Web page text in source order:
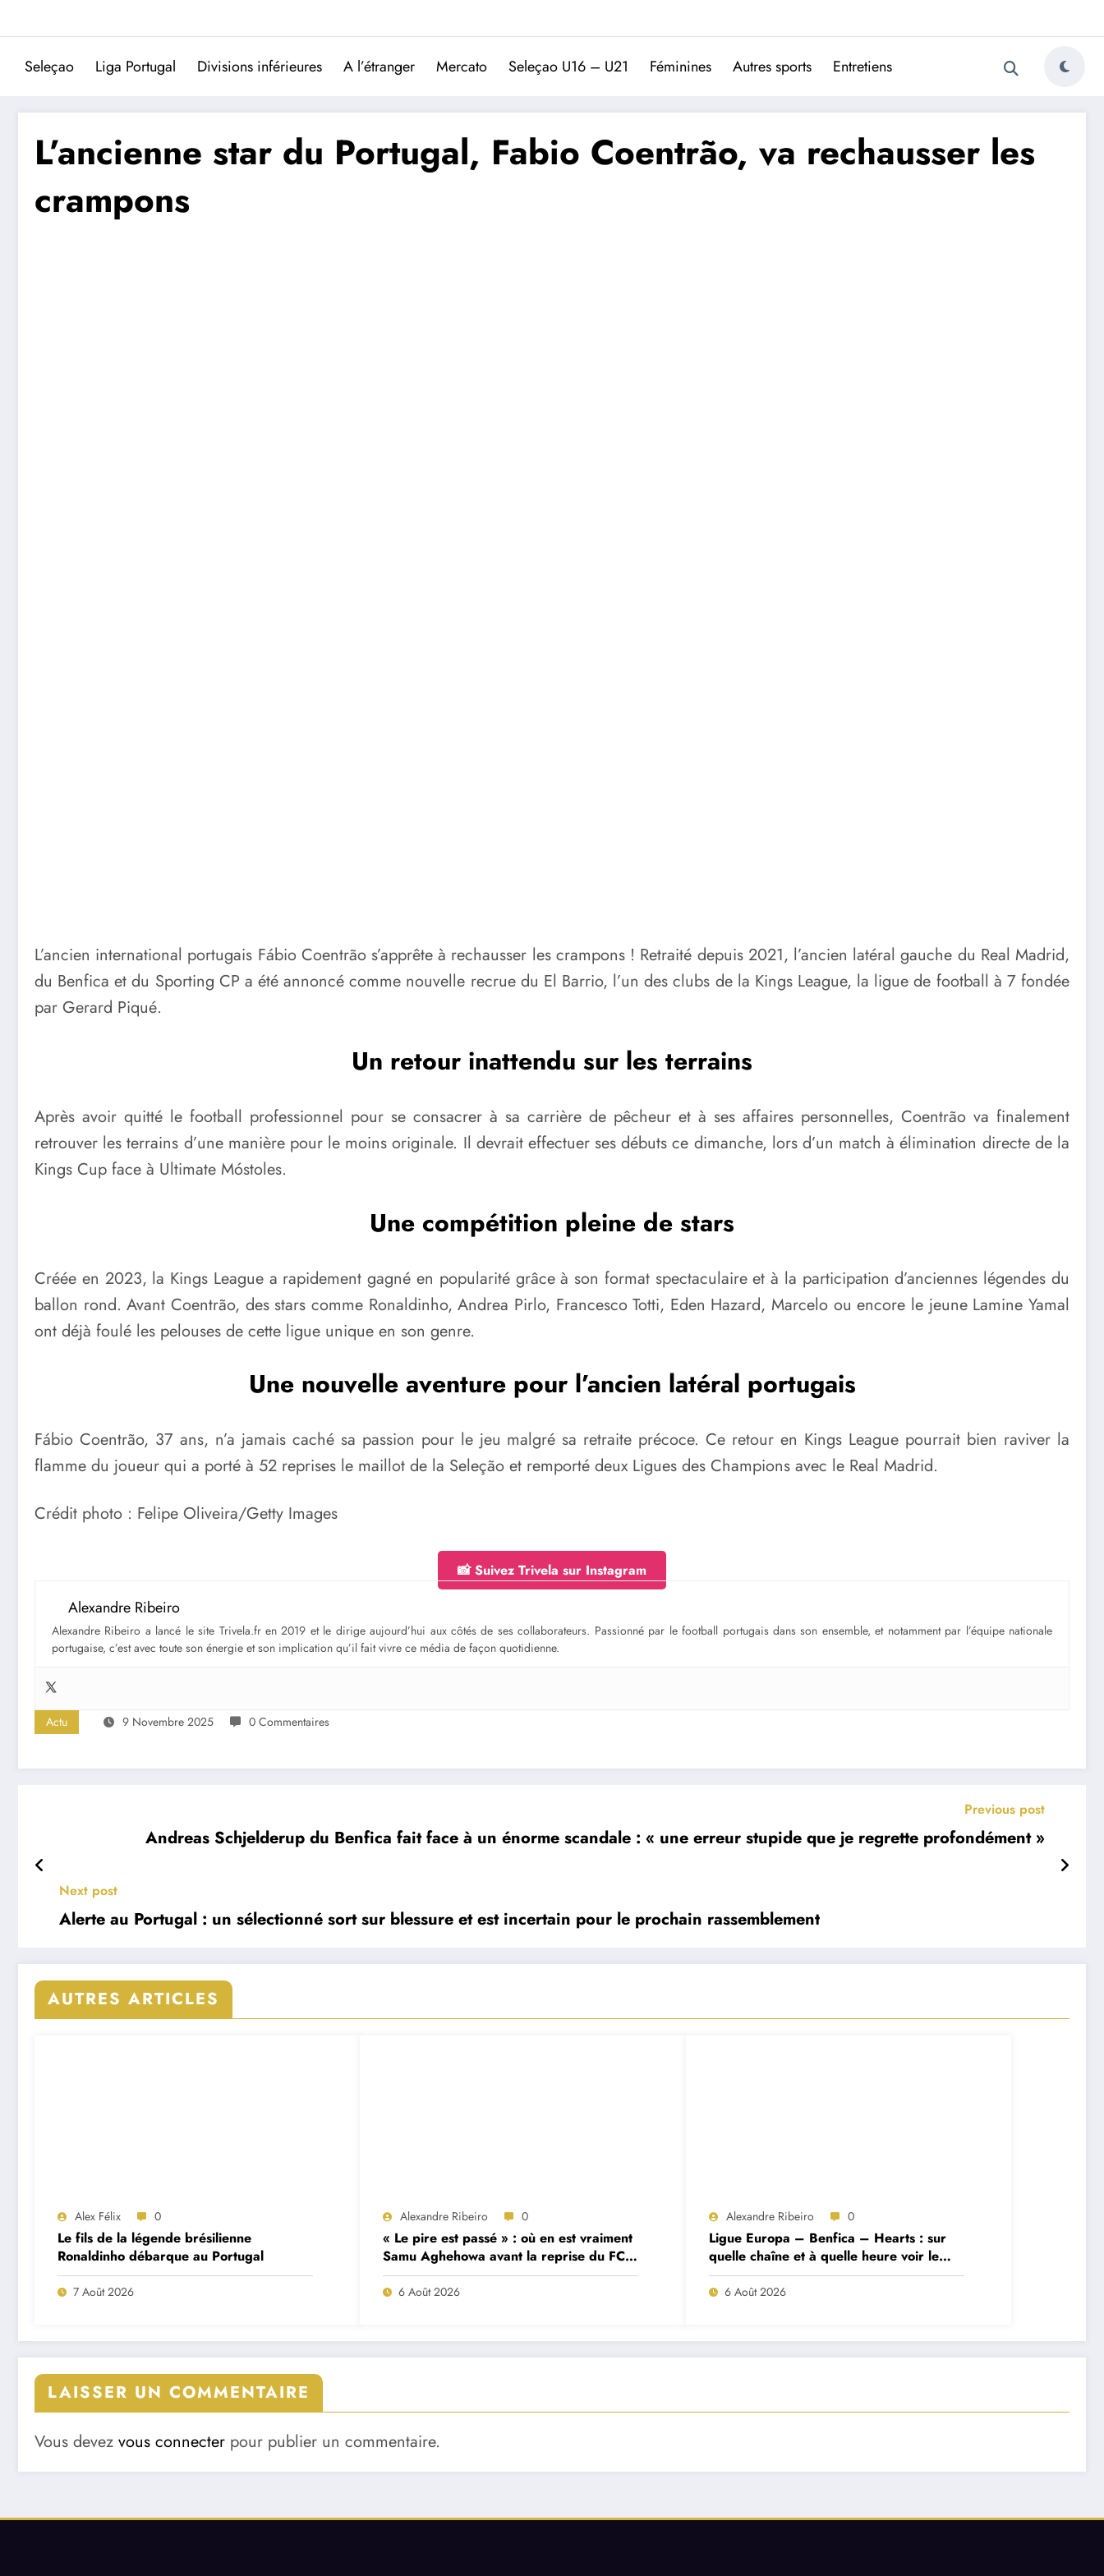
Trivela
L'actualité du football portugais
Seleçao Liga Portugal Divisions inférieures A l’étranger Mercato Seleçao U16 – U21 Féminines Autres sports Entretiens
L’ancienne star du Portugal, Fabio Coentrão, va rechausser les
crampons
L’ancien international portugais Fábio Coentrão s’apprête à rechausser les crampons ! Retraité depuis 2021, l’ancien latéral gauche du Real Madrid,
du Benfica et du Sporting CP a été annoncé comme nouvelle recrue du El Barrio, l’un des clubs de la Kings League, la ligue de football à 7 fondée
par Gerard Piqué.
Un retour inattendu sur les terrains
Après avoir quitté le football professionnel pour se consacrer à sa carrière de pêcheur et à ses affaires personnelles, Coentrão va finalement
retrouver les terrains d’une manière pour le moins originale. Il devrait effectuer ses débuts ce dimanche, lors d’un match à élimination directe de la
Kings Cup face à Ultimate Móstoles.
Une compétition pleine de stars
Créée en 2023, la Kings League a rapidement gagné en popularité grâce à son format spectaculaire et à la participation d’anciennes légendes du
ballon rond. Avant Coentrão, des stars comme Ronaldinho, Andrea Pirlo, Francesco Totti, Eden Hazard, Marcelo ou encore le jeune Lamine Yamal
ont déjà foulé les pelouses de cette ligue unique en son genre.
Une nouvelle aventure pour l’ancien latéral portugais
Fábio Coentrão, 37 ans, n’a jamais caché sa passion pour le jeu malgré sa retraite précoce. Ce retour en Kings League pourrait bien raviver la
flamme du joueur qui a porté à 52 reprises le maillot de la Seleção et remporté deux Ligues des Champions avec le Real Madrid.
Crédit photo : Felipe Oliveira/Getty Images
📸 Suivez Trivela sur Instagram
Alexandre Ribeiro
Alexandre Ribeiro a lancé le site Trivela.fr en 2019 et le dirige aujourd’hui aux côtés de ses collaborateurs. Passionné par le football portugais dans son ensemble, et notamment par l’équipe nationale
portugaise, c’est avec toute son énergie et son implication qu’il fait vivre ce média de façon quotidienne.
Actu 9 Novembre 2025 0 Commentaires
Previous post
Andreas Schjelderup du Benfica fait face à un énorme scandale : « une erreur stupide que je regrette profondément »
Next post
Alerte au Portugal : un sélectionné sort sur blessure et est incertain pour le prochain rassemblement
AUTRES ARTICLES
Alex Félix 0
Le fils de la légende brésilienne
Ronaldinho débarque au Portugal
7 Août 2026
Alexandre Ribeiro 0
« Le pire est passé » : où en est vraiment
Samu Aghehowa avant la reprise du FC
Porto ?
6 Août 2026
Alexandre Ribeiro 0
Ligue Europa – Benfica – Hearts : sur
quelle chaîne et à quelle heure voir le
match ?
6 Août 2026
LAISSER UN COMMENTAIRE
Vous devez vous connecter pour publier un commentaire.